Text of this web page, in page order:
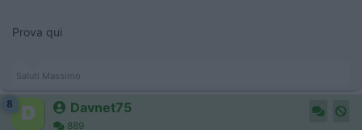
Prova qui
Saluti Massimo
8 Davnet75
889